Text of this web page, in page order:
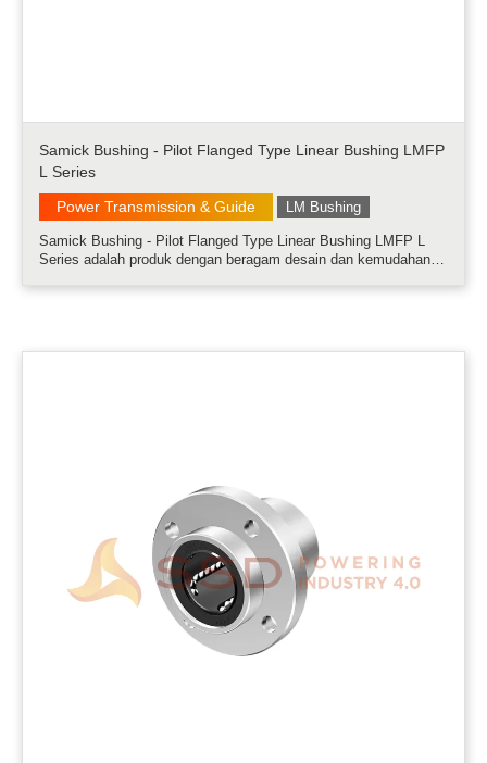
Samick Bushing - Pilot Flanged Type Linear Bushing LMFP
L Series
Power Transmission & Guide
LM Bushing
Samick Bushing - Pilot Flanged Type Linear Bushing LMFP L
Series adalah produk dengan beragam desain dan kemudahan